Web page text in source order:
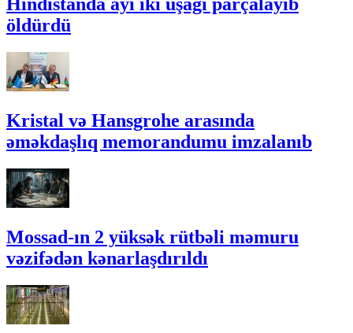
Hindistanda ayı iki uşağı parçalayıb
öldürdü
Kristal və Hansgrohe arasında
əməkdaşlıq memorandumu imzalanıb
Mossad-ın 2 yüksək rütbəli məmuru
vəzifədən kənarlaşdırıldı